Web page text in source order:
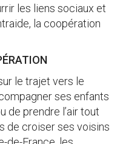
les liens sociaux et
la coopération
le trajet vers le
ses enfants
de prendre l’air tout
de croiser ses voisins